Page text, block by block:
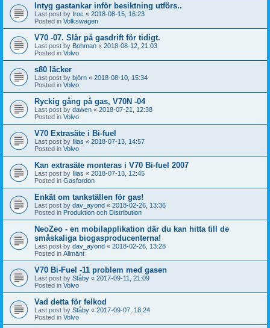
Intyg gastankar inför besiktning utförs..
Last post by Iroc « 2018-08-15, 16:23
Posted in Volkswagen
V70 -07. Slår på gasdrift för tidigt.
Last post by Bohman « 2018-08-12, 21:03
Posted in Volvo
s80 läcker
Last post by björn « 2018-08-10, 15:34
Posted in Volvo
Ryckig gång på gas, V70N -04
Last post by dawen « 2018-07-21, 12:38
Posted in Volvo
V70 Extrasäte i Bi-fuel
Last post by Ilias « 2018-07-13, 14:57
Posted in Volvo
Kan extrasäte monteras i V70 Bi-fuel 2007
Last post by Ilias « 2018-07-13, 12:45
Posted in Gasfordon
Enkät om tankställen för gas!
Last post by dav_ayond « 2018-02-26, 13:36
Posted in Produktion och Distribution
NeoZeo - en mobilapplikation där du kan hitta till de
småskaliga biogasproducenterna!
Last post by dav_ayond « 2018-02-26, 13:28
Posted in Allmänt
V70 Bi-Fuel -11 problem med gasen
Last post by Ståby « 2017-09-11, 21:09
Posted in Volvo
Vad detta för felkod
Last post by Ståby « 2017-09-07, 18:24
Posted in Volvo